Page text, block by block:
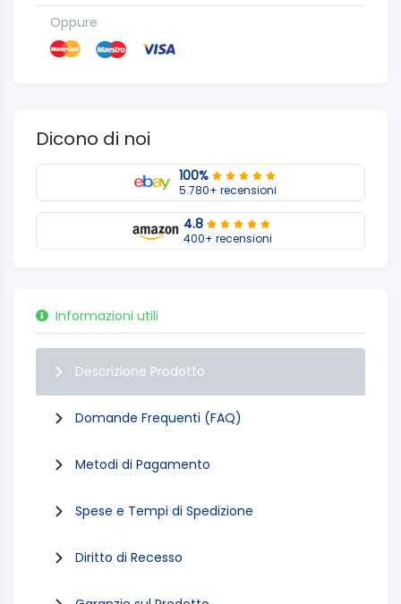
Oppure
Dicono di noi
100%
5.780+ recensioni
4.8
400+ recensioni
Informazioni utili
Descrizione Prodotto
Domande Frequenti (FAQ)
Metodi di Pagamento
Spese e Tempi di Spedizione
Diritto di Recesso